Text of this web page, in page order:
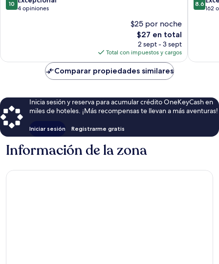
de
10
4 opiniones
$25 por noche
El
precio
actual
es
de
$27
$27 en total
2 sept - 3 sept
Total con impuestos y cargos
de
8.6
162
Comparar propiedades similares
Inicia sesión y reserva para acumular crédito OneKeyCash en
miles de hoteles. ¡Más recompensas te llevan a más aventuras!
Iniciar sesión Registrarme gratis
Información de la zona